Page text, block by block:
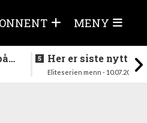
MENY
Her er siste nytt
season
Eliteserien menn - 10.07.2026 -